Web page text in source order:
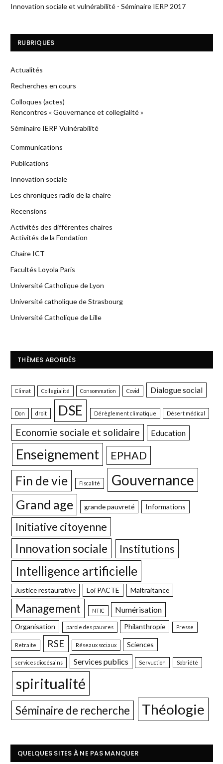
Innovation sociale et vulnérabilité - Séminaire IERP 2017
RUBRIQUES
Actualités
Recherches en cours
Colloques (actes)
Rencontres « Gouvernance et collegialité »
Séminaire IERP Vulnérabilité
Communications
Publications
Innovation sociale
Les chroniques radio de la chaire
Recensions
Activités des différentes chaires
Activités de la Fondation
Chaire ICT
Facultés Loyola Paris
Université Catholique de Lyon
Université catholique de Strasbourg
Université Catholique de Lille
THÈMES ABORDÉS
Climat Collegialité Consommation Covid Dialogue social
Don droit DSE Dérèglement climatique Désert médical
Economie sociale et solidaire Education
Enseignement EPHAD
Fin de vie Fiscalité Gouvernance
Grand age grande pauvreté Informations
Initiative citoyenne
Innovation sociale Institutions
Intelligence artificielle
Justice restaurative Loi PACTE Maltraitance
Management NTIC Numérisation
Organisation parole des pauvres Philanthropie Presse
Retraite RSE Réseaux sociaux Sciences
services diocésains Services publics Servuction Sobriété
spiritualité
Séminaire de recherche Théologie
QUELQUES SITES À NE PAS MANQUER